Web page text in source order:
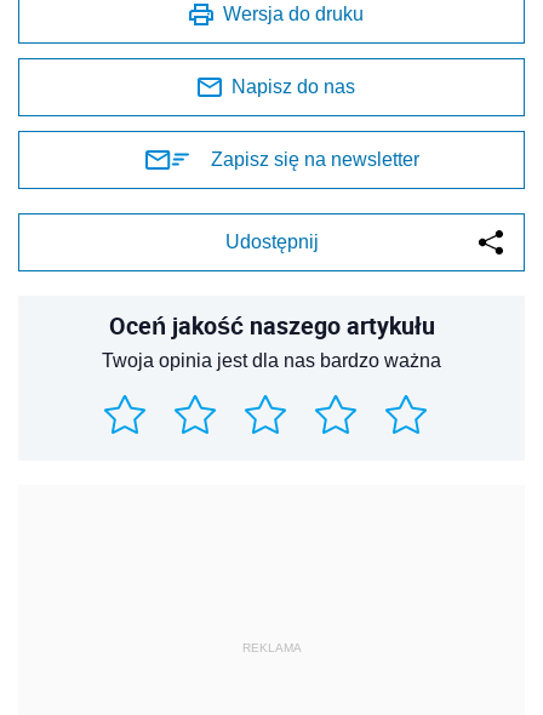
Wersja do druku
Napisz do nas
Zapisz się na newsletter
Udostępnij
Oceń jakość naszego artykułu
Twoja opinia jest dla nas bardzo ważna
REKLAMA